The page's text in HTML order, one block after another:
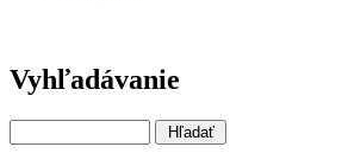
Vyhľadávanie